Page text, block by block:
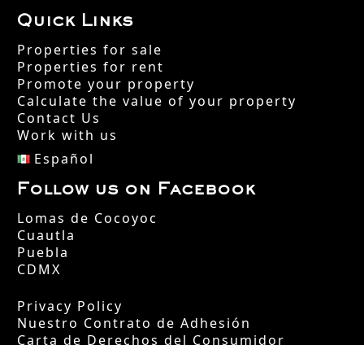
Quick Links
Properties for sale
Properties for rent
Promote your property
Calculate the value of your property
Contact Us
Work with us
Español
Follow us on Facebook
Lomas de Cocoyoc
Cuautla
Puebla
CDMX
Privacy Policy
Nuestro Contrato de Adhesión
Carta de Derechos del Consumidor